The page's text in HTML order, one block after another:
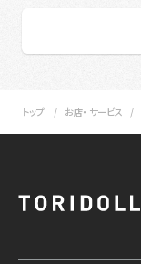
トップ お店・ サービス